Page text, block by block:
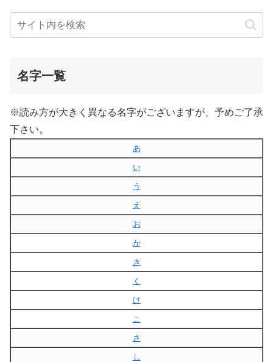
名字一覧
※読み方が大きく異なる名字がございますが、予めご了承
下さい。
あ
い
う
え
お
か
き
く
け
こ
さ
し